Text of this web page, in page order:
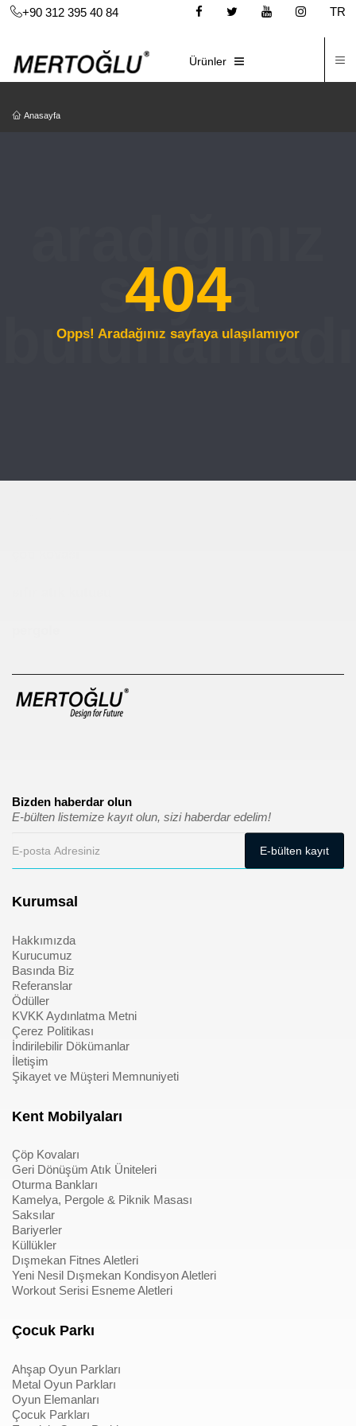
+90 312 395 40 84
TR
Ürünler
Anasayfa
404
Opps! Aradağınız sayfaya ulaşılamıyor
Bizden haberdar olun
E-bülten listemize kayıt olun, sizi haberdar edelim!
Kurumsal
Hakkımızda
Kurucumuz
Basında Biz
Referanslar
Ödüller
KVKK Aydınlatma Metni
Çerez Politikası
İndirilebilir Dökümanlar
İletişim
Şikayet ve Müşteri Memnuniyeti
Kent Mobilyaları
Çöp Kovaları
Geri Dönüşüm Atık Üniteleri
Oturma Bankları
Kamelya, Pergole & Piknik Masası
Saksılar
Bariyerler
Küllükler
Dışmekan Fitnes Aletleri
Yeni Nesil Dışmekan Kondisyon Aletleri
Workout Serisi Esneme Aletleri
Çocuk Parkı
Ahşap Oyun Parkları
Metal Oyun Parkları
Oyun Elemanları
Çocuk Parkları